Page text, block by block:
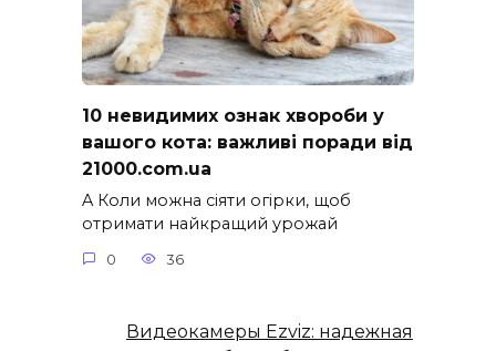
10 невидимих ознак хвороби у
вашого кота: важливі поради від
21000.com.ua
A Коли можна сіяти огірки, щоб
отримати найкращий урожай
0 36
Видеокамеры Ezviz: надежная